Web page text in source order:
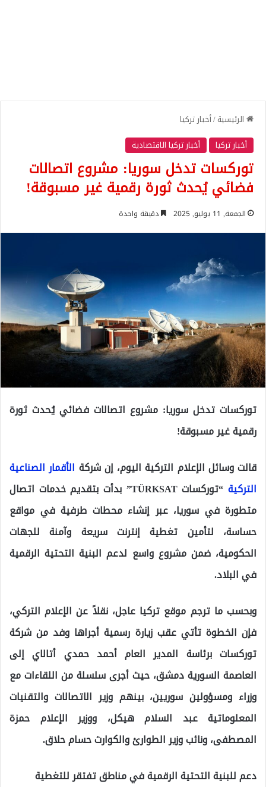
الرئيسية/أخبار تركيا
أخبار تركيا
أخبار تركيا الاقتصادية
توركسات تدخل سوريا: مشروع اتصالات
فضائي يُحدث ثورة رقمية غير مسبوقة!
الجمعة, 11 يوليو, 2025 دقيقة واحدة
توركسات تدخل سوريا: مشروع اتصالات فضائي يُحدث ثورة
رقمية غير مسبوقة!
قالت وسائل الإعلام التركية اليوم، إن شركة الأقمار الصناعية
التركية
“توركسات TÜRKSAT” بدأت بتقديم خدمات اتصال
متطورة في سوريا، عبر إنشاء محطات طرفية في مواقع
حساسة، لتأمين تغطية إنترنت سريعة وآمنة للجهات
الحكومية، ضمن مشروع واسع لدعم البنية التحتية الرقمية
في البلاد.
وبحسب ما ترجم موقع تركيا عاجل، نقلاً عن الإعلام التركي،
فإن الخطوة تأتي عقب زيارة رسمية أجراها وفد من شركة
توركسات برئاسة المدير العام أحمد حمدي أتالاي إلى
العاصمة السورية دمشق، حيث أجرى سلسلة من اللقاءات مع
وزراء ومسؤولين سوريين، بينهم وزير الاتصالات والتقنيات
المعلوماتية عبد السلام هيكل، ووزير الإعلام حمزة
المصطفى، ونائب وزير الطوارئ والكوارث حسام حلاق.
دعم للبنية التحتية الرقمية في مناطق تفتقر للتغطية